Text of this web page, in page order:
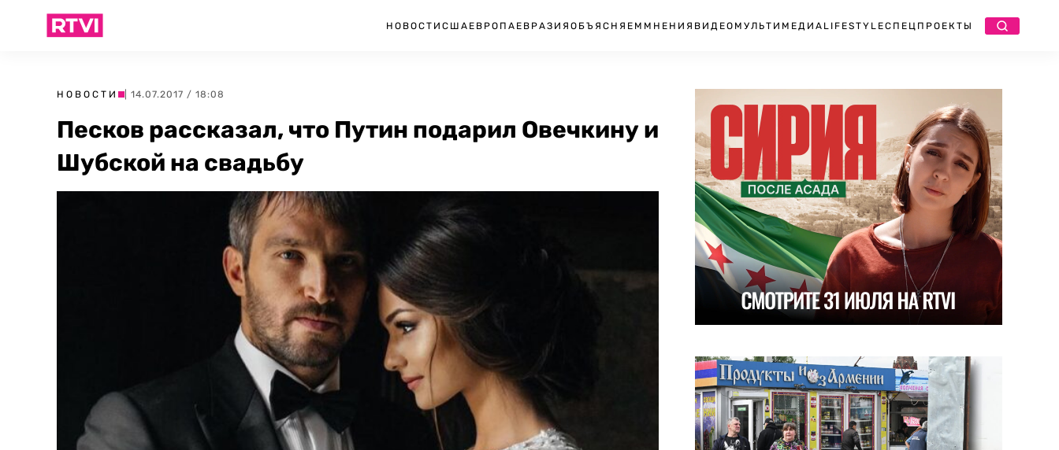
НОВОСТИ США ЕВРОПА ЕВРАЗИЯ ОБЪЯСНЯЕМ МНЕНИЯ ВИДЕО МУЛЬТИМЕДИА LIFESTYLEСПЕЦПРОЕКТЫ
НОВОСТИ | 14.07.2017 / 18:08
Песков рассказал, что Путин подарил Овечкину и
Шубской на свадьбу‍